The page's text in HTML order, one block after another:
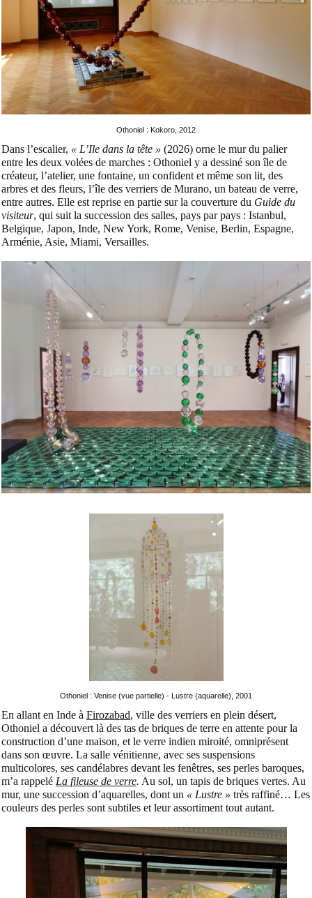
Othoniel : Kokoro, 2012
Dans l’escalier, « L’Ile dans la tête » (2026) orne le mur du palier
entre les deux volées de marches : Othoniel y a dessiné son île de
créateur, l’atelier, une fontaine, un confident et même son lit, des
arbres et des fleurs, l’île des verriers de Murano, un bateau de verre,
entre autres. Elle est reprise en partie sur la couverture du Guide du
visiteur, qui suit la succession des salles, pays par pays : Istanbul,
Belgique, Japon, Inde, New York, Rome, Venise, Berlin, Espagne,
Arménie, Asie, Miami, Versailles.
Othoniel : Venise (vue partielle) - Lustre (aquarelle), 2001
En allant en Inde à Firozabad, ville des verriers en plein désert,
Othoniel a découvert là des tas de briques de terre en attente pour la
construction d’une maison, et le verre indien miroité, omniprésent
dans son œuvre. La salle vénitienne, avec ses suspensions
multicolores, ses candélabres devant les fenêtres, ses perles baroques,
m’a rappelé La fileuse de verre. Au sol, un tapis de briques vertes. Au
mur, une succession d’aquarelles, dont un « Lustre » très raffiné… Les
couleurs des perles sont subtiles et leur assortiment tout autant.